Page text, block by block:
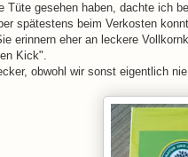
Tüte gesehen haben, dachte ich
spätestens beim Verkosten
erinnern eher an leckere
Kick".
obwohl wir sonst eigentlich